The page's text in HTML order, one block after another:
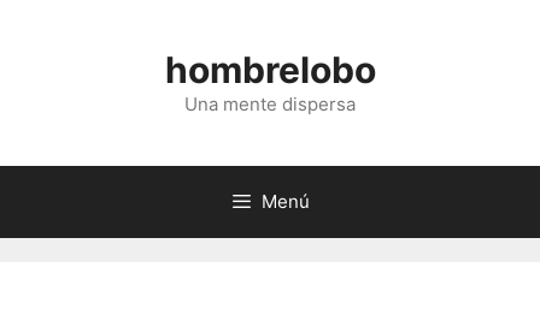
hombrelobo
Una mente dispersa
Menú